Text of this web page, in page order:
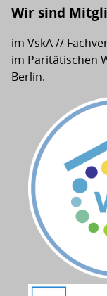
Wir sind
im VskA //
im Paritätischen
Berlin.